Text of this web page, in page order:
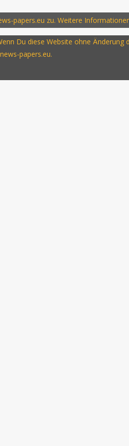
papers.eu zu. Weitere
Du diese Website ohne Änderung
papers.eu.